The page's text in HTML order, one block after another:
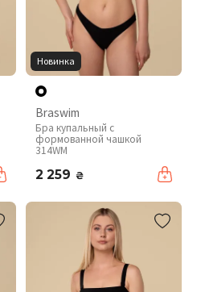
Новинка
Braswim
Бра купальный с
формованной чашкой
314WM
2 259 ₴